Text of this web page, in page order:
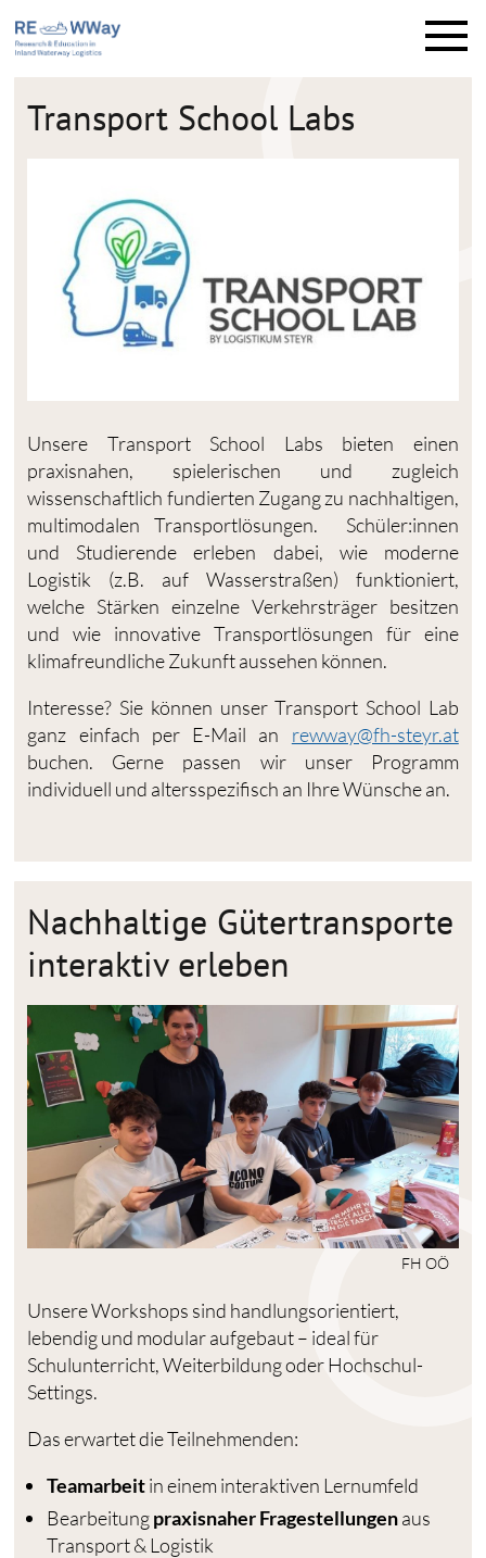
M
n
Transport School Labs
Unsere Transport School Labs bieten einen
praxisnahen, spielerischen und zugleich
wissenschaftlich fundierten Zugang zu nachhaltigen,
multimodalen Transportlösungen. Schüler:innen
und Studierende erleben dabei, wie moderne
Logistik (z.B. auf Wasserstraßen) funktioniert,
welche Stärken einzelne Verkehrsträger besitzen
und wie innovative Transportlösungen für eine
klimafreundliche Zukunft aussehen können.
Interesse? Sie können unser Transport School Lab
ganz einfach per E-Mail an rewway@fh-steyr.at
buchen. Gerne passen wir unser Programm
individuell und altersspezifisch an Ihre Wünsche an.
Nachhaltige Gütertransporte
interaktiv erleben
FH OÖ
Unsere Workshops sind handlungsorientiert,
lebendig und modular aufgebaut – ideal für
Schulunterricht, Weiterbildung oder Hochschul-
Settings.
Das erwartet die Teilnehmenden:
Teamarbeitin einem interaktiven Lernumfeld
Bearbeitungpraxisnaher Fragestellungenaus
Transport & Logistik